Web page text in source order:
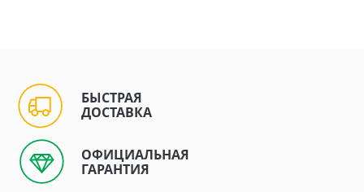
БЫСТРАЯ
ДОСТАВКА
ОФИЦИАЛЬНАЯ
ГАРАНТИЯ